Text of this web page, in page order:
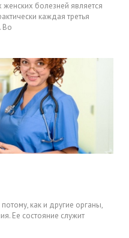
болезней является
каждая третья
Во
как и другие органы,
Ее состояние служит